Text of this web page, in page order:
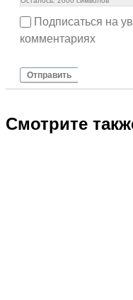
Подписаться на
комментариях
Отправить
Смотрите